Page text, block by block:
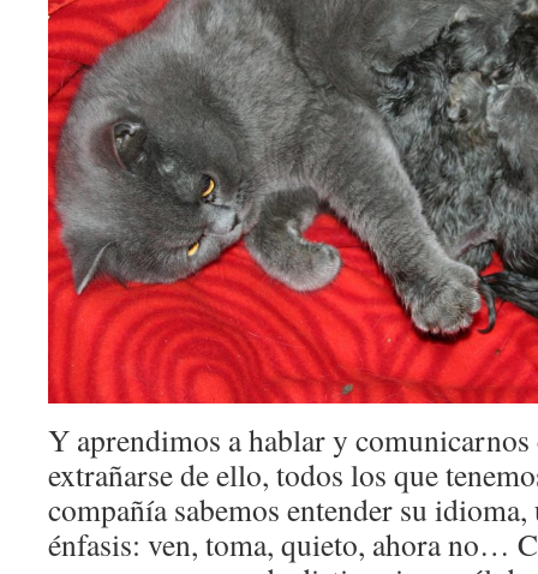
Y aprendimos a hablar y
extrañarse de ello, todos los que
compañía sabemos entender su
énfasis: ven, toma, quieto, ahora no…